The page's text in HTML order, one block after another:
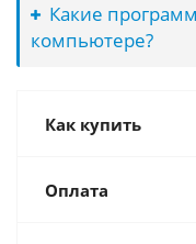
Какие
компьютере?
Как купить
Оплата